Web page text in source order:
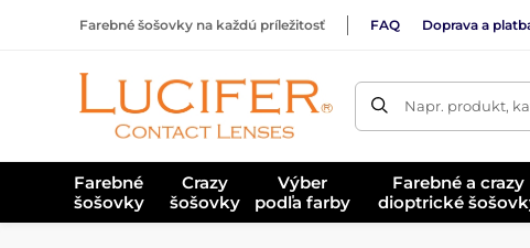
Farebné šošovky na každú príležitosť FAQ Doprava a
Napr. produkt,
Farebné
šošovky
Crazy
šošovky
Výber
podľa farby
Farebné a crazy
dioptrické